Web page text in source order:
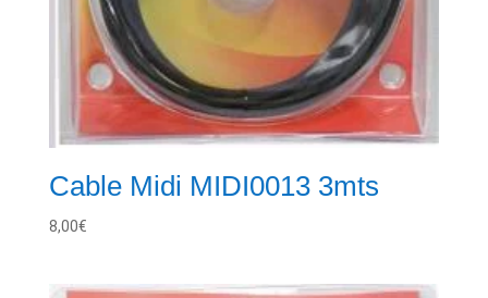
Cable Midi MIDI0013 3mts
8,00€